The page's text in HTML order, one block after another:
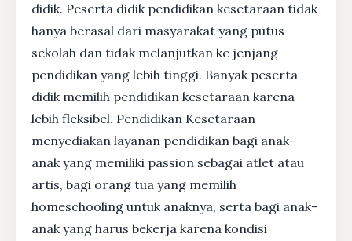
didik. Peserta didik pendidikan kesetaraan tidak
hanya berasal dari masyarakat yang putus
sekolah dan tidak melanjutkan ke jenjang
pendidikan yang lebih tinggi. Banyak peserta
didik memilih pendidikan kesetaraan karena
lebih fleksibel. Pendidikan Kesetaraan
menyediakan layanan pendidikan bagi anak-
anak yang memiliki passion sebagai atlet atau
artis, bagi orang tua yang memilih
homeschooling untuk anaknya, serta bagi anak-
anak yang harus bekerja karena kondisi